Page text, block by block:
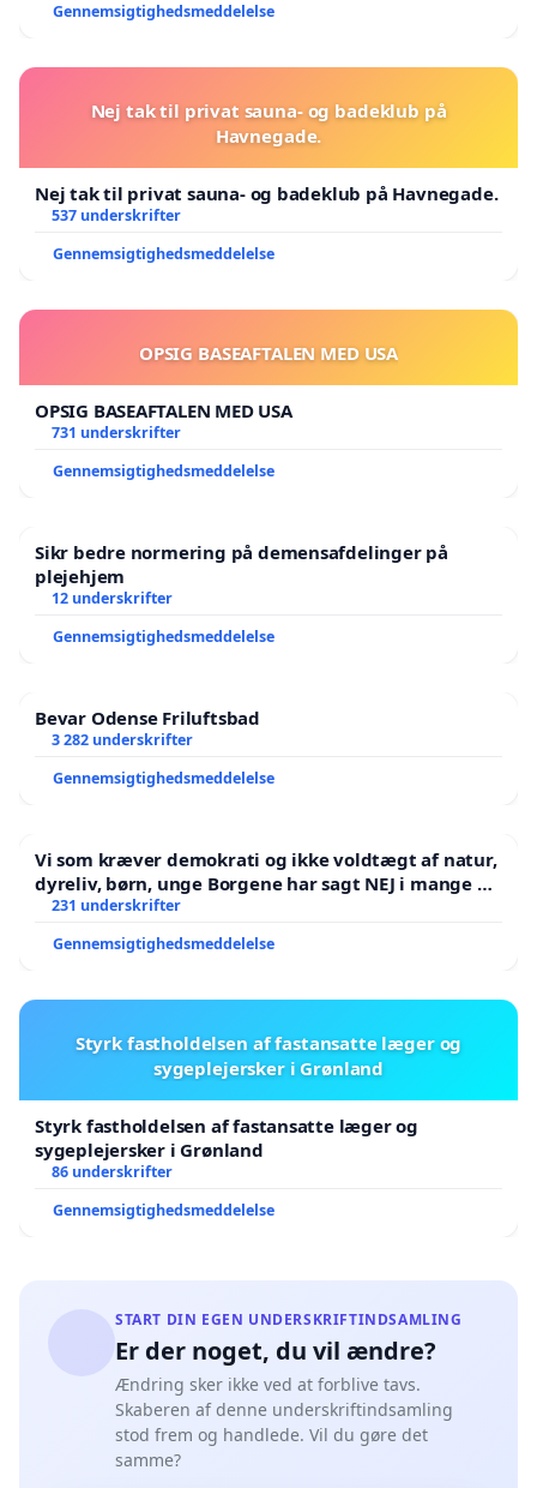
Gennemsigtighedsmeddelelse
Nej tak til privat sauna- og badeklub på
Havnegade.
Nej tak til privat sauna- og badeklub på Havnegade.
537 underskrifter
Gennemsigtighedsmeddelelse
OPSIG BASEAFTALEN MED USA
OPSIG BASEAFTALEN MED USA
731 underskrifter
Gennemsigtighedsmeddelelse
Sikr bedre normering på demensafdelinger på
plejehjem
12 underskrifter
Gennemsigtighedsmeddelelse
Bevar Odense Friluftsbad
3 282 underskrifter
Gennemsigtighedsmeddelelse
Vi som kræver demokrati og ikke voldtægt af natur,
dyreliv, børn, unge Borgene har sagt NEJ i mange år.
Der er
231 underskrifter
Gennemsigtighedsmeddelelse
Styrk fastholdelsen af fastansatte læger og
sygeplejersker i Grønland
Styrk fastholdelsen af fastansatte læger og
sygeplejersker i Grønland
86 underskrifter
Gennemsigtighedsmeddelelse
START DIN EGEN UNDERSKRIFTINDSAMLING
Er der noget, du vil ændre?
Ændring sker ikke ved at forblive tavs.
Skaberen af denne underskriftindsamling
stod frem og handlede. Vil du gøre det
samme?